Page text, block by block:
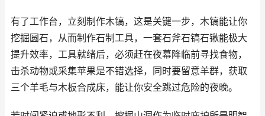
有了工作台，立刻制作木镐，这是关键一步，木镐能让你
挖掘圆石，从而制作石制工具，一套石斧石镐石锹能极大
提升效率，工具就绪后，必须赶在夜幕降临前寻找食物，
击杀动物或采集苹果是不错选择，同时要留意羊群，获取
三个羊毛与木板合成床，能让你安全跳过危险的夜晚。